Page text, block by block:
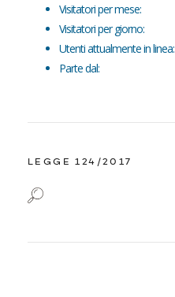
Visitatori per mese:
Visitatori per giorno:
Utenti attualmente in linea:
Parte dal:
LEGGE 124/2017